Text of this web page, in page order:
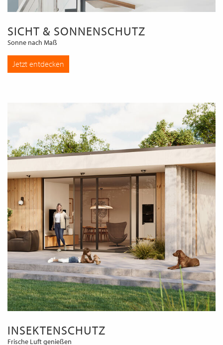
SICHT & SONNENSCHUTZ
Sonne nach Maß
Jetzt entdecken
INSEKTENSCHUTZ
Frische Luft genießen